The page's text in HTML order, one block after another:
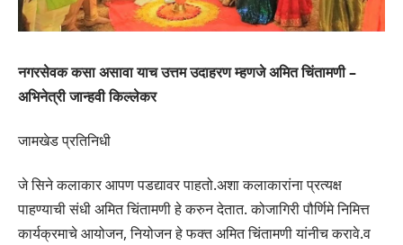
नगरसेवक कसा असावा याच उत्तम उदाहरण म्हणजे अमित चिंतामणी –
अभिनेत्री जान्हवी किल्लेकर
जामखेड प्रतिनिधी
जे सिने कलाकार आपण पडद्यावर पाहतो.अशा कलाकारांना प्रत्यक्ष
पाहण्याची संधी अमित चिंतामणी हे करुन देतात. कोजागिरी पौर्णिमे निमित्त
कार्यक्रमाचे आयोजन, नियोजन हे फक्त अमित चिंतामणी यांनीच करावे.व